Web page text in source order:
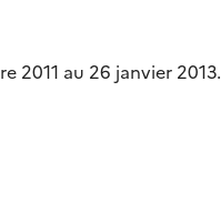
2011 au 26 janvier 2013.